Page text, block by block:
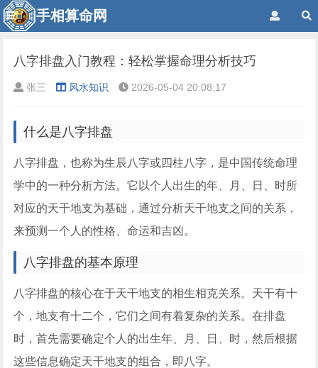
手相算命网
八字排盘入门教程：轻松掌握命理分析技巧
张三 风水知识 2026-05-04 20:08:17
什么是八字排盘
八字排盘，也称为生辰八字或四柱八字，是中国传统命理
学中的一种分析方法。它以个人出生的年、月、日、时所
对应的天干地支为基础，通过分析天干地支之间的关系，
来预测一个人的性格、命运和吉凶。
八字排盘的基本原理
八字排盘的核心在于天干地支的相生相克关系。天干有十
个，地支有十二个，它们之间有着复杂的关系。在排盘
时，首先需要确定个人的出生年、月、日、时，然后根据
这些信息确定天干地支的组合，即八字。